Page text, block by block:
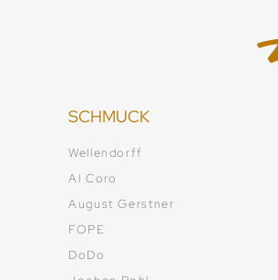
SCHMUCK
Wellendorff
Al Coro
August Gerstner
FOPE
DoDo